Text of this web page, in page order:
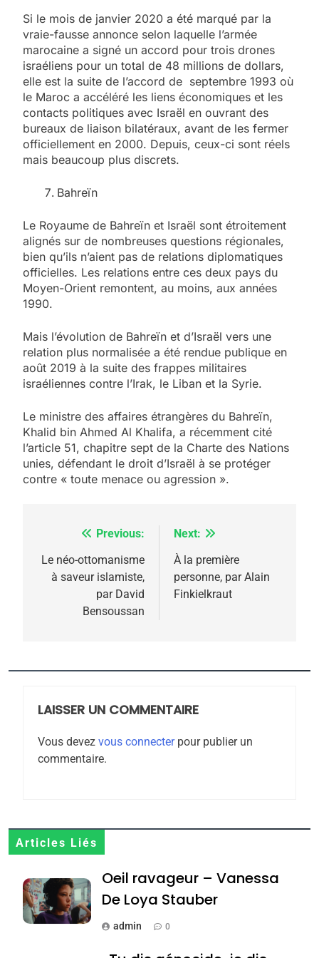
Si le mois de janvier 2020 a été marqué par la
vraie-fausse annonce selon laquelle l’armée
marocaine a signé un accord pour trois drones
israéliens pour un total de 48 millions de dollars,
elle est la suite de l’accord de septembre 1993 où
le Maroc a accéléré les liens économiques et les
contacts politiques avec Israël en ouvrant des
bureaux de liaison bilatéraux, avant de les fermer
officiellement en 2000. Depuis, ceux-ci sont réels
mais beaucoup plus discrets.
Bahreïn
Le Royaume de Bahreïn et Israël sont étroitement
alignés sur de nombreuses questions régionales,
bien qu’ils n’aient pas de relations diplomatiques
officielles. Les relations entre ces deux pays du
Moyen-Orient remontent, au moins, aux années
1990.
Mais l’évolution de Bahreïn et d’Israël vers une
relation plus normalisée a été rendue publique en
août 2019 à la suite des frappes militaires
israéliennes contre l’Irak, le Liban et la Syrie.
Le ministre des affaires étrangères du Bahreïn,
Khalid bin Ahmed Al Khalifa, a récemment cité
l’article 51, chapitre sept de la Charte des Nations
unies, défendant le droit d’Israël à se protéger
contre « toute menace ou agression ».
Navigation
de
Previous:
Le néo-ottomanisme
à saveur islamiste,
par David
Bensoussan
Next:
À la première
personne, par Alain
Finkielkraut
LAISSER UN COMMENTAIRE
Vous devez vous connecterpour publier un
commentaire.
Articles Liés
Oeil ravageur – Vanessa
De Loya Stauber
admin 0
2025, l’année la plus
rapport d’ADL contre
FRANCE ISRAÉL
6
Zrihen-Dvir
7
Jacques Hadida
JUDAISME
Maroc : Les amandes de